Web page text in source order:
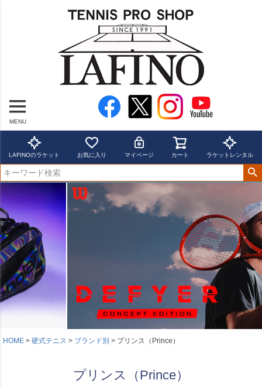
MENU
LAFINOのラケット お気に入り マイページ カート ラケットレンタル
HOME 硬式テニス ブランド別 プリンス（Prince）
プリンス（Prince）